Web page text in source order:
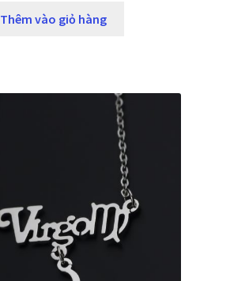
Thêm vào giỏ hàng